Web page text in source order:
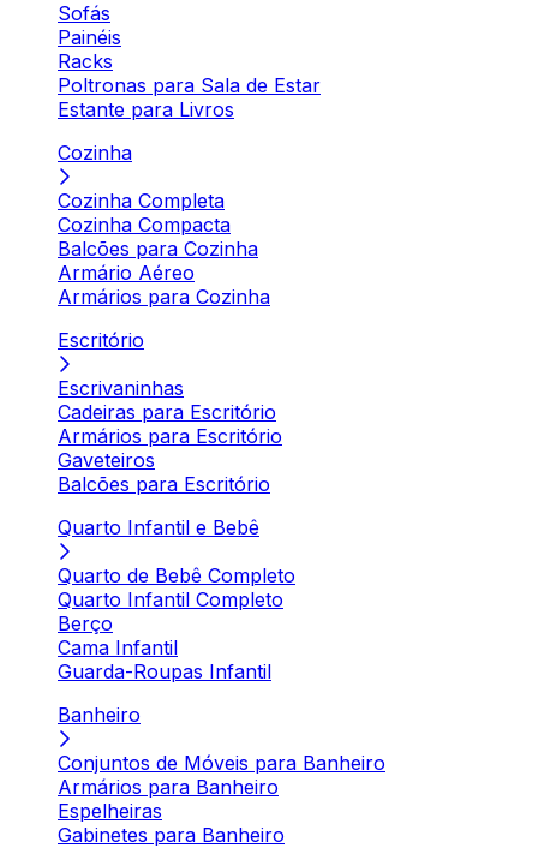
Sofás
Painéis
Racks
Poltronas para Sala de Estar
Estante para Livros
Cozinha
Cozinha Completa
Cozinha Compacta
Balcões para Cozinha
Armário Aéreo
Armários para Cozinha
Escritório
Escrivaninhas
Cadeiras para Escritório
Armários para Escritório
Gaveteiros
Balcões para Escritório
Quarto Infantil e Bebê
Quarto de Bebê Completo
Quarto Infantil Completo
Berço
Cama Infantil
Guarda-Roupas Infantil
Banheiro
Conjuntos de Móveis para Banheiro
Armários para Banheiro
Espelheiras
Gabinetes para Banheiro